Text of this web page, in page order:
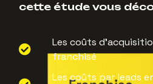
cette étude vous
Les coûts
franchisé
Les coûts par leads